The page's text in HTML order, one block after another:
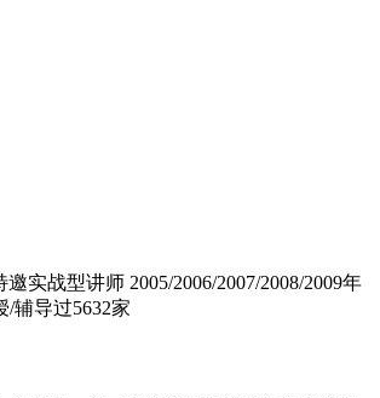
战型讲师 2005/2006/2007/2008/2009年
辅导过5632家